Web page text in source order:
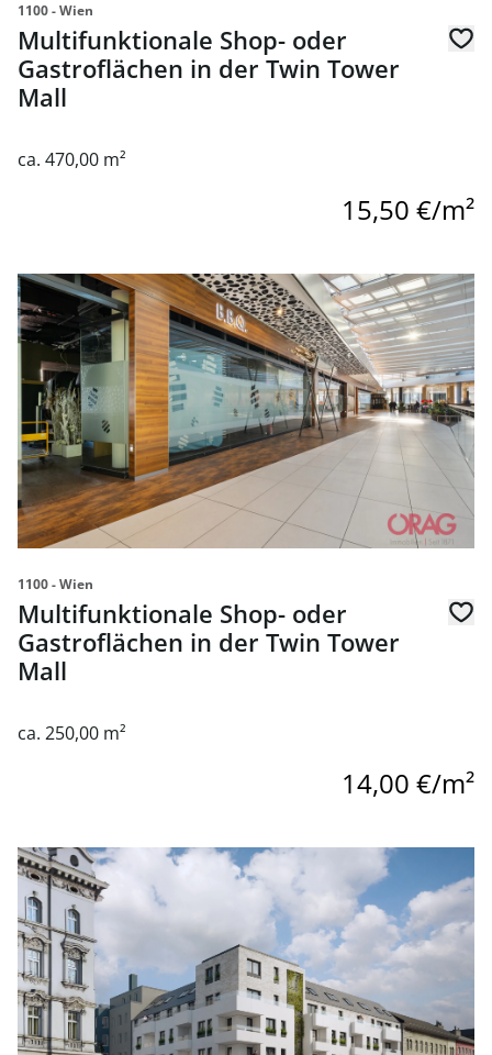
1100 - Wien
Multifunktionale Shop- oder
Gastroflächen in der Twin Tower
Mall
ca. 470,00 m²
15,50 €/m²
Link zur Seite Multifunktionale Shop- oder Gastroflächen
1100 - Wien
Multifunktionale Shop- oder
Gastroflächen in der Twin Tower
Mall
ca. 250,00 m²
14,00 €/m²
Link zur Seite Attraktives Geschäftslokal in Toplage auf